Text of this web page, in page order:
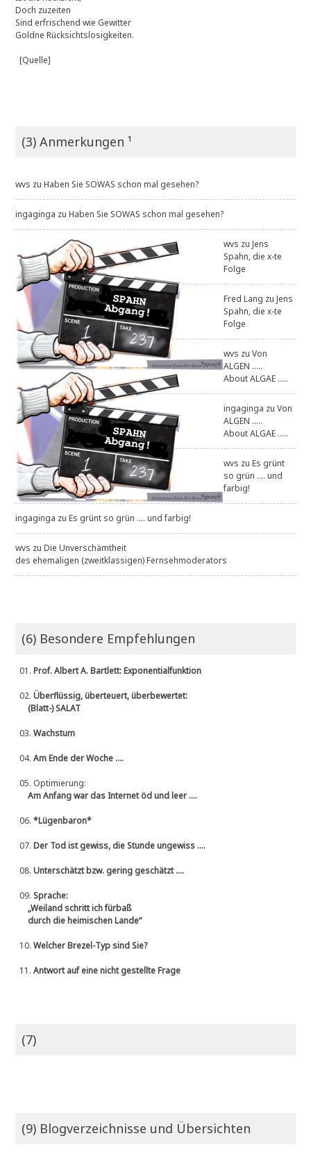
Doch zuzeiten
Sind erfrischend wie Gewitter
Goldne Rücksichtslosigkeiten.
[Quelle]
(3) Anmerkungen ¹
wvs zuHaben Sie SOWAS schon mal gesehen?
ingaginga zuHaben Sie SOWAS schon mal gesehen?
wvs zuJens
Spahn, die x-te
Folge
Fred Lang zuJens
Spahn, die x-te
Folge
wvs zuVon
ALGEN .....
About ALGAE .....
ingaginga zuVon
ALGEN .....
About ALGAE .....
wvs zuEs grünt
so grün .... und
farbig!
ingaginga zuEs grünt so grün .... und farbig!
wvs zuDie Unverschämtheit
des ehemaligen (zweitklassigen) Fernsehmoderators
(6) Besondere Empfehlungen
01.Prof. Albert A. Bartlett: Exponentialfunktion
02.Überflüssig, überteuert, überbewertet:
(Blatt-) SALAT
03.Wachstum
04.Am Ende der Woche ....
05. Optimierung:
Am Anfang war das Internet öd und leer ....
06.*Lügenbaron*
07.Der Tod ist gewiss, die Stunde ungewiss ....
08.Unterschätzt bzw. gering geschätzt ....
09.Sprache:
„Weiland schritt ich fürbaß
durch die heimischen Lande“
10.Welcher Brezel-Typ sind Sie?
11.Antwort auf eine nicht gestellte Frage
(7)
(9) Blogverzeichnisse und Übersichten